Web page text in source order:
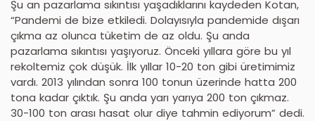
Şu an pazarlama sıkıntısı yaşadıklarını kaydeden Kotan,
“Pandemi de bize etkiledi. Dolayısıyla pandemide dışarı
çıkma az olunca tüketim de az oldu. Şu anda
pazarlama sıkıntısı yaşıyoruz. Önceki yıllara göre bu yıl
rekoltemiz çok düşük. İlk yıllar 10-20 ton gibi üretimimiz
vardı. 2013 yılından sonra 100 tonun üzerinde hatta 200
tona kadar çıktık. Şu anda yarı yarıya 200 ton çıkmaz.
30-100 ton arası hasat olur diye tahmin ediyorum” dedi.